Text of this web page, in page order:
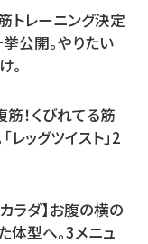
トレーニング決定
公開。やりたい
。
！くびれてる筋
レッグツイスト」2
ラダ】お腹の横の
体型へ。3メニュ